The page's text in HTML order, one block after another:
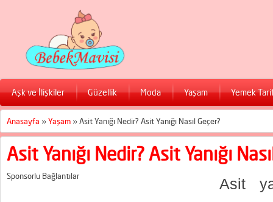
Aşk ve İlişkiler Güzellik Moda Yaşam Yemek
Anasayfa »Yaşam »Asit Yanığı Nedir? Asit Yanığı Nasıl Geçer?
Asit Yanığı Nedir? Asit Yanığı
Sponsorlu Bağlantılar
Asit